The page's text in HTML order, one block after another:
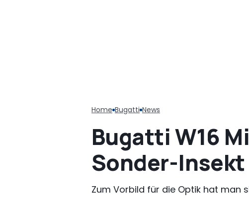
Home Bugatti News
Bugatti W16
Sonder-Insekt
Zum Vorbild für die Optik hat man